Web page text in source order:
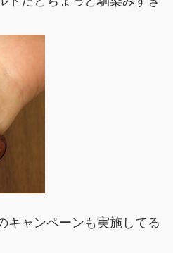
キャンペーンも実施してる